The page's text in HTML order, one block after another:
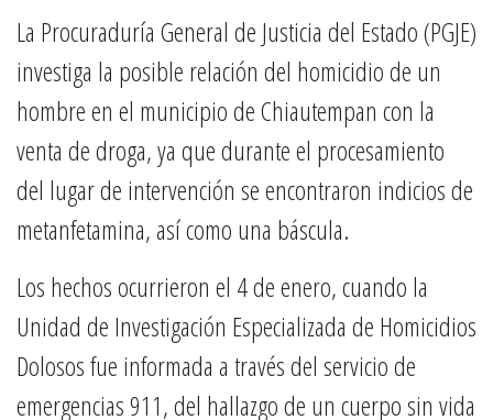
La Procuraduría General de Justicia del Estado (PGJE)
investiga la posible relación del homicidio de un
hombre en el municipio de Chiautempan con la
venta de droga, ya que durante el procesamiento
del lugar de intervención se encontraron indicios de
metanfetamina, así como una báscula.
Los hechos ocurrieron el 4 de enero, cuando la
Unidad de Investigación Especializada de Homicidios
Dolosos fue informada a través del servicio de
emergencias 911, del hallazgo de un cuerpo sin vida